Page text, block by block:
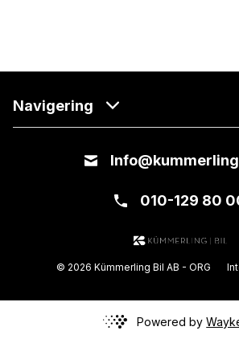
Navigering
010-129 80
© 2026 Kümmerling Bil AB - ORG
Powered by